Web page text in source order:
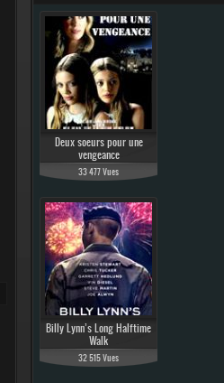
Deux soeurs pour une
vengeance
33 477 Vues
Billy Lynn’s Long Halftime
Walk
32 515 Vues